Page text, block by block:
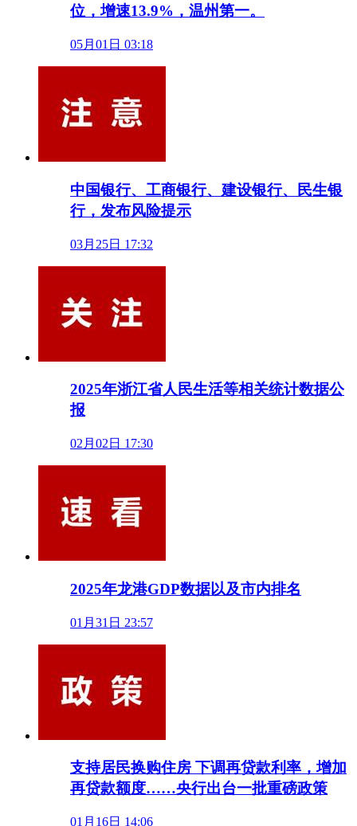
位，增速13.9%，温州第一。
05月01日 03:18
中国银行、工商银行、建设银行、民生银
行，发布风险提示
03月25日 17:32
2025年浙江省人民生活等相关统计数据公
报
02月02日 17:30
2025年龙港GDP数据以及市内排名
01月31日 23:57
支持居民换购住房 下调再贷款利率，增加
再贷款额度……央行出台一批重磅政策
01月16日 14:06